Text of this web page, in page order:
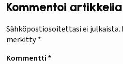
Kommentoi artikkelia
Sähköpostiosoitettasi ei julkaista.
merkitty*
Kommentti *